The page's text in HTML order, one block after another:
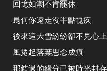
回憶如潮不肯罷休
爲何你遠走沒半點愧疚
後來這大雪紛紛卻不見心
風捲起落葉思念成痕
那錯過的緣分已被時光封存